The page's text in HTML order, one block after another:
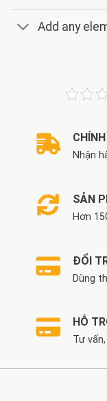
Add any
Nhận
SẢN
Hơn
ĐỔI
Dùng
HỖ
Tư